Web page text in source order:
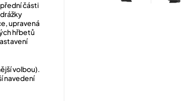
přední části
upravená
hřbetů
volbou).
navedení